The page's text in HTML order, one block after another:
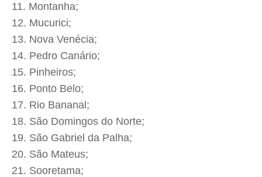
Montanha;
Mucurici;
Nova Venécia;
Pedro Canário;
Pinheiros;
Ponto Belo;
Rio Bananal;
São Domingos do Norte;
São Gabriel da Palha;
São Mateus;
Sooretama;